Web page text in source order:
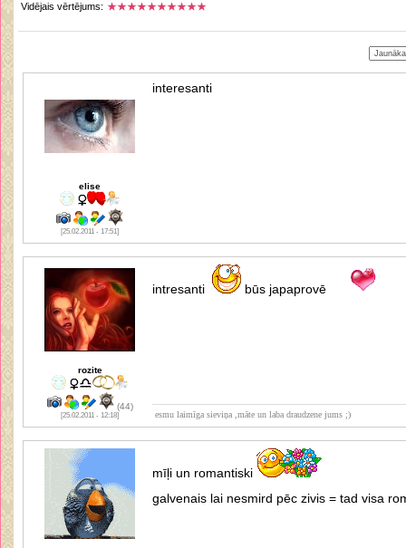
Vidējais vērtējums:
elise
[25.02.2011 - 17:51]
interesanti
rozite
(44)
[25.02.2011 - 12:18]
intresanti būs japaprovē
esmu laimīga sieviņa ,māte un laba draudzene jums ;)
mīļi un romantiski
galvenais lai nesmird pēc zivis = tad visa